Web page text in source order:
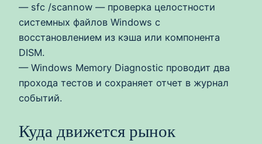
— sfc /scannow — проверка целостности
системных файлов Windows с
восстановлением из кэша или компонента
DISM.
— Windows Memory Diagnostic проводит два
прохода тестов и сохраняет отчет в журнал
событий.
Куда движется рынок